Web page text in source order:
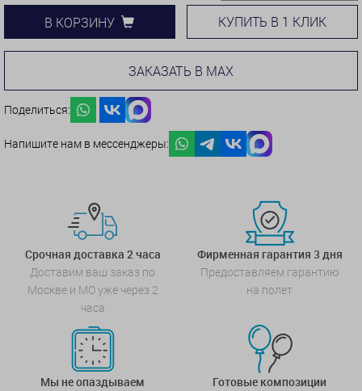
В КОРЗИНУ КУПИТЬ В 1 КЛИК
ЗАКАЗАТЬ В MAX
Поделиться:
Напишите нам в мессенджеры:
Срочная доставка 2 часа
Доставим ваш заказ по
Москве и МО уже через 2
часа
Фирменная гарантия 3 дня
Предоставляем гарантию
на полет
Мы не опаздываем
Готовые композиции